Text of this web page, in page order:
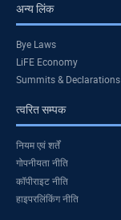
अन्य लिंक
Bye Laws
LiFE Economy
Summits & Declarations
त्वरित सम्पक
नियम एवं शर्तें
गोपनीयता नीति
कॉपीराइट नीति
हाइपरलिंकिंग नीति